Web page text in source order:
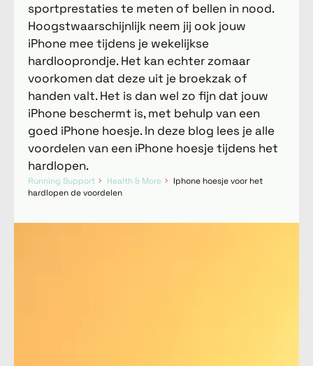
sportprestaties te meten of bellen in nood.
Hoogstwaarschijnlijk neem jij ook jouw
iPhone mee tijdens je wekelijkse
hardlooprondje. Het kan echter zomaar
voorkomen dat deze uit je broekzak of
handen valt. Het is dan wel zo fijn dat jouw
iPhone beschermt is, met behulp van een
goed iPhone hoesje. In deze blog lees je alle
voordelen van een iPhone hoesje tijdens het
hardlopen.
Running Support Health & More
Iphone hoesje voor het
hardlopen de voordelen